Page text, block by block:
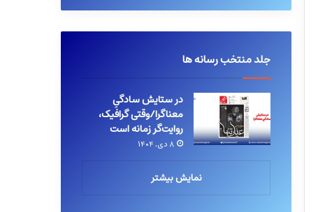
جلد منتخب رسانه ها
در ستایش سادگیِ
معناگرا/وقتی گرافیک،
روایت‌گر زمانه است
۸ دی, ۱۴۰۴
نمایش بیشتر